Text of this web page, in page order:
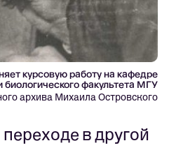
курсовую работу на кафедре
биологического факультета МГУ
архива Михаила Островского
в другой